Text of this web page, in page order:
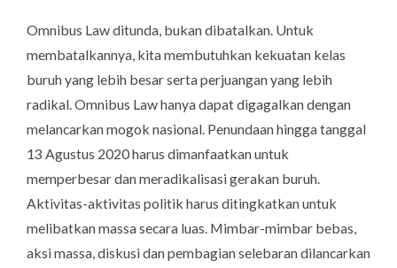
Omnibus Law ditunda, bukan dibatalkan. Untuk
membatalkannya, kita membutuhkan kekuatan kelas
buruh yang lebih besar serta perjuangan yang lebih
radikal. Omnibus Law hanya dapat digagalkan dengan
melancarkan mogok nasional. Penundaan hingga tanggal
13 Agustus 2020 harus dimanfaatkan untuk
memperbesar dan meradikalisasi gerakan buruh.
Aktivitas-aktivitas politik harus ditingkatkan untuk
melibatkan massa secara luas. Mimbar-mimbar bebas,
aksi massa, diskusi dan pembagian selebaran dilancarkan